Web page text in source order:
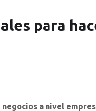
para
a nivel